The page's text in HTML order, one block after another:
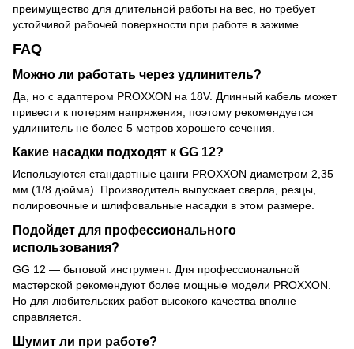
преимущество для длительной работы на вес, но требует
устойчивой рабочей поверхности при работе в зажиме.
FAQ
Можно ли работать через удлинитель?
Да, но с адаптером PROXXON на 18V. Длинный кабель может
привести к потерям напряжения, поэтому рекомендуется
удлинитель не более 5 метров хорошего сечения.
Какие насадки подходят к GG 12?
Используются стандартные цанги PROXXON диаметром 2,35
мм (1/8 дюйма). Производитель выпускает сверла, резцы,
полировочные и шлифовальные насадки в этом размере.
Подойдет для профессионального
использования?
GG 12 — бытовой инструмент. Для профессиональной
мастерской рекомендуют более мощные модели PROXXON.
Но для любительских работ высокого качества вполне
справляется.
Шумит ли при работе?